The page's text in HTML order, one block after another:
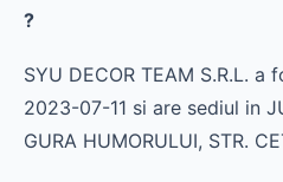
?
SYU DECOR TEAM S.R.L.
2023-07-11 si are sediul in
GURA HUMORULUI, STR.